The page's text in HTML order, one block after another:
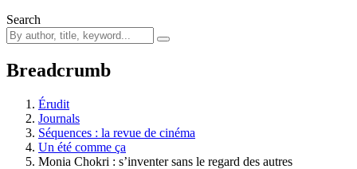
Search
Breadcrumb
Érudit
Journals
Séquences : la revue de cinéma
Un été comme ça
Monia Chokri : s’inventer sans le regard des autres